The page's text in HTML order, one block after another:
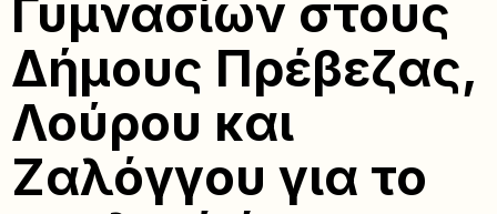
Γυμνασίων στους
Δήμους Πρέβεζας,
Λούρου και
Ζαλόγγου για το